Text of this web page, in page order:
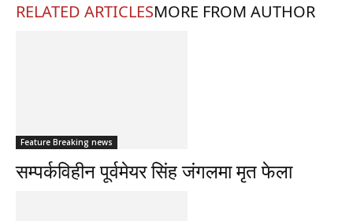
RELATED ARTICLESMORE FROM AUTHOR
Feature Breaking news
सम्पर्कविहीन पूर्वमेयर सिंह जंगलमा मृत फेला